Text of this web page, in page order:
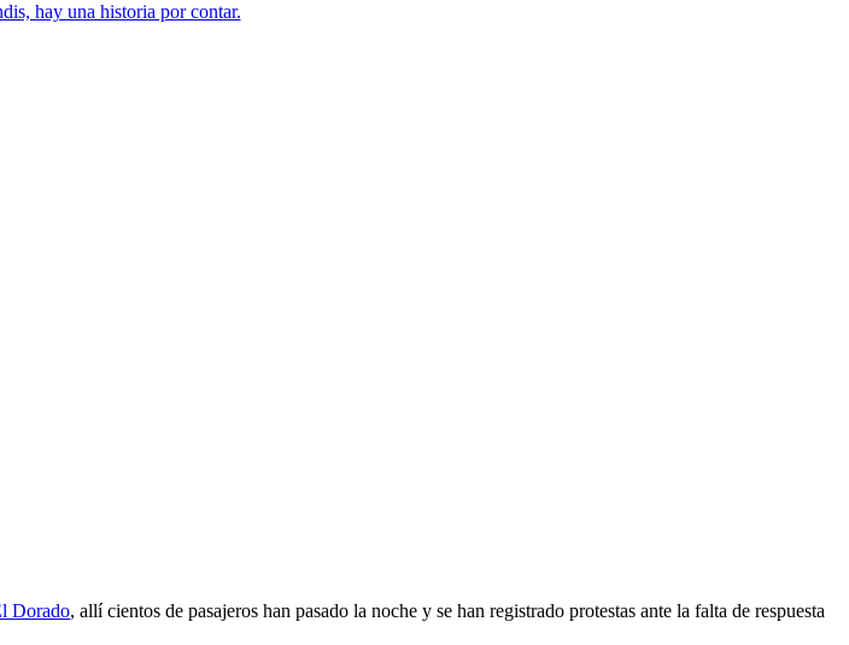
Dorado, allí cientos de pasajeros han pasado la noche y se han registrado protestas ante la falta de respuesta